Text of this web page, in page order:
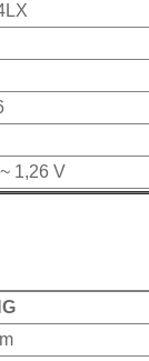
1,26 V
(27x27)